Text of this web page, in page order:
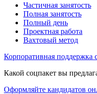
Частичная занятость
Полная занятость
Полный день
Проектная работа
Вахтовый метод
Корпоративная поддержка
Какой соцпакет вы
Оформляйте кандидатов